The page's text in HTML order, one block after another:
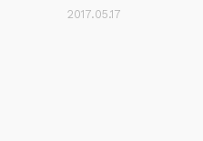
2017.05.17